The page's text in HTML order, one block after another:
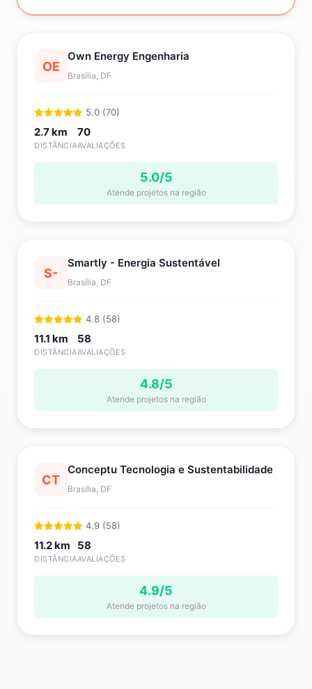
OE
Own Energy Engenharia
Brasília, DF
5.0 (70)
2.7 km
DISTÂNCIA
70
AVALIAÇÕES
5.0/5
Atende projetos na região
S-
Smartly - Energia Sustentável
Brasília, DF
4.8 (58)
11.1 km
DISTÂNCIA
58
AVALIAÇÕES
4.8/5
Atende projetos na região
CT
Conceptu Tecnologia e Sustentabilidade
Brasília, DF
4.9 (58)
11.2 km
DISTÂNCIA
58
AVALIAÇÕES
4.9/5
Atende projetos na região